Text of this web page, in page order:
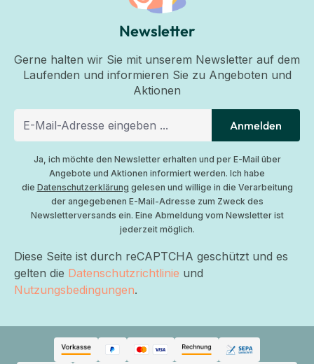
Newsletter
Gerne halten wir Sie mit unserem Newsletter auf dem
Laufenden und informieren Sie zu Angeboten und
Aktionen
Anmelden
Ja, ich möchte den Newsletter erhalten und per E-Mail über
Angebote und Aktionen informiert werden. Ich habe
die Datenschutzerklärung gelesen und willige in die Verarbeitung
der angegebenen E-Mail-Adresse zum Zweck des
Newsletterversands ein. Eine Abmeldung vom Newsletter ist
jederzeit möglich.
Diese Seite ist durch reCAPTCHA geschützt und es
gelten die Datenschutzrichtlinie und
Nutzungsbedingungen.